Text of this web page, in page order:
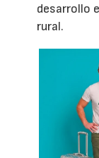
desarrollo
rural.